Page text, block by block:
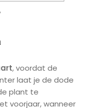
, voordat de
laat je de dode
plant te
voorjaar, wanneer